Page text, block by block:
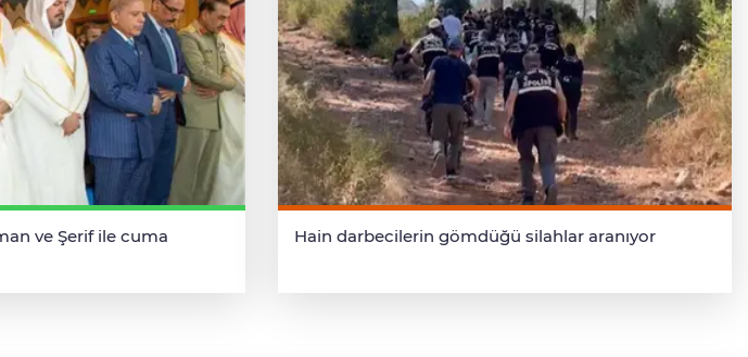
ve Şerif ile cuma
Hain darbecilerin gömdüğü silahlar aranıyor